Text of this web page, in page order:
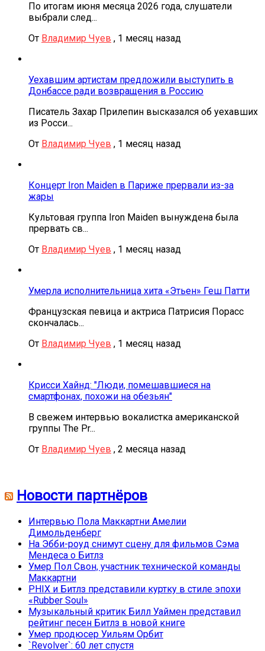
По итогам июня месяца 2026 года, слушатели
выбрали след...
От Владимир Чуев , 1 месяц назад
Уехавшим артистам предложили выступить в
Донбассе ради возвращения в Россию
Писатель Захар Прилепин высказался об уехавших
из Росси...
От Владимир Чуев , 1 месяц назад
Концерт Iron Maiden в Париже прервали из-за
жары
Культовая группа Iron Maiden вынуждена была
прервать св...
От Владимир Чуев , 1 месяц назад
Умерла исполнительница хита «Этьен» Геш Патти
Французская певица и актриса Патрисия Порасс
скончалась...
От Владимир Чуев , 1 месяц назад
Крисси Хайнд: "Люди, помешавшиеся на
смартфонах, похожи на обезьян"
В свежем интервью вокалистка американской
группы The Pr...
От Владимир Чуев , 2 месяца назад
Новости партнёров
Интервью Пола Маккартни Амелии
Димольденберг
На Эбби-роуд снимут сцену для фильмов Сэма
Мендеса о Битлз
Умер Пол Свон, участник технической команды
Маккартни
PHIX и Битлз представили куртку в стиле эпохи
«Rubber Soul»
Музыкальный критик Билл Уаймен представил
рейтинг песен Битлз в новой книге
Умер продюсер Уильям Орбит
`Revolver`: 60 лет спустя